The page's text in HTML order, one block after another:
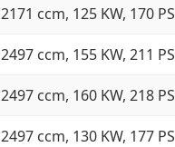
2171 ccm, 125 KW, 170 PS
2497 ccm, 155 KW, 211 PS
2497 ccm, 160 KW, 218 PS
2497 ccm, 130 KW, 177 PS